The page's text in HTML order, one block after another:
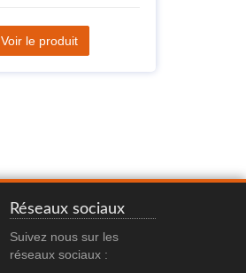
Voir le produit
Réseaux sociaux
Suivez nous sur les
réseaux sociaux :